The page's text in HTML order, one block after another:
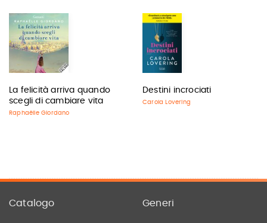
La felicità arriva quando
scegli di cambiare vita
Raphaëlle Giordano
Destini incrociati
Carola Lovering
Catalogo Generi